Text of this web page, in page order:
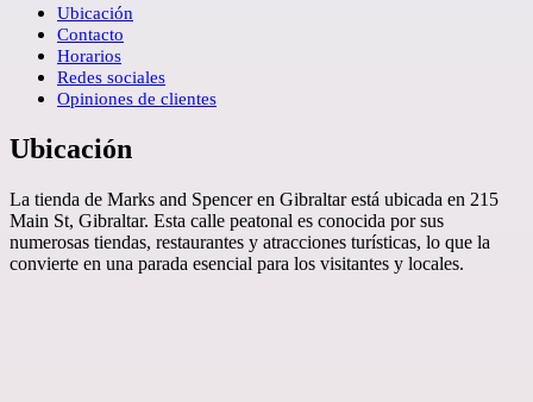
Ubicación
Contacto
Horarios
Redes sociales
Opiniones de clientes
Ubicación
La tienda de Marks and Spencer en Gibraltar está ubicada en 215
Main St, Gibraltar. Esta calle peatonal es conocida por sus
numerosas tiendas, restaurantes y atracciones turísticas, lo que la
convierte en una parada esencial para los visitantes y locales.